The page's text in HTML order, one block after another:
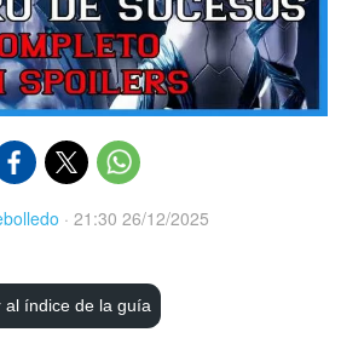
· 21:30 26/12/2025
al índice de la guía